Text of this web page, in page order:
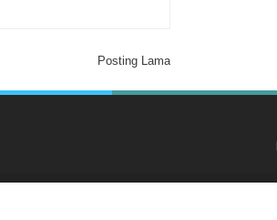
Posting Lama